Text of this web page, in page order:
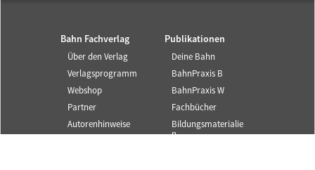
Bahn Fachverlag
Über den Verlag
Verlagsprogramm
Webshop
Partner
Autorenhinweise
Publikationen
Deine Bahn
BahnPraxis B
BahnPraxis W
Fachbücher
Bildungsmaterialie
n